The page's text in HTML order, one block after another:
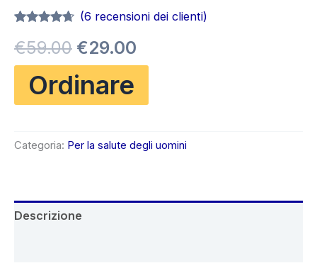
4.50su 5
su base
di
recensioni
(6 recensioni dei clienti)
€59.00 Il
prezzo
originale
€29.00
attuale
Ordinare
Categoria: Per la salute degli uomini
Descrizione